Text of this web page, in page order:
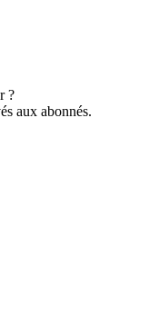
?
aux abonnés.